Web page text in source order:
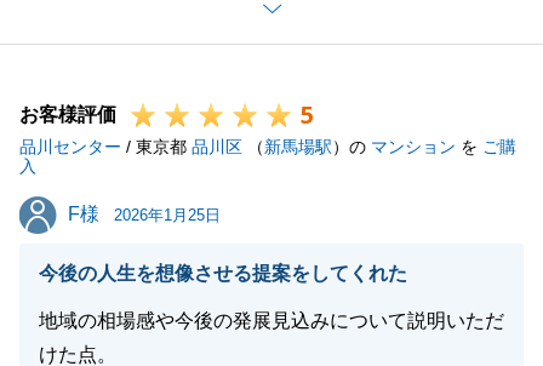
また、不動産のご相談がございましたら、お気軽にお
申し付け下さい。
閉じる
お客様評価 5
品川センター / 東京都 品川区 （新馬場駅）の マンション を ご購
入
F様
F様 2026年1月25日
今後の人生を想像させる提案をしてくれた
地域の相場感や今後の発展見込みについて説明いただ
けた点。